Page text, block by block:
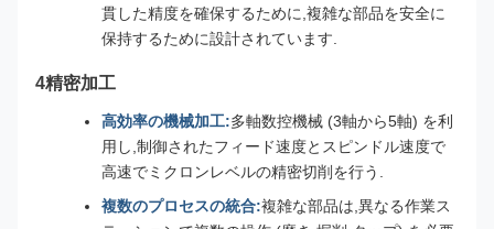
貫した精度を確保するために,複雑な部品を安全に
保持するために設計されています.
4精密加工
高効率の機械加工:多軸数控機械 (3軸から5軸) を利
用し,制御されたフィード速度とスピンドル速度で
高速でミクロンレベルの精密切削を行う.
複数のプロセスの統合:複雑な部品は,異なる作業ス